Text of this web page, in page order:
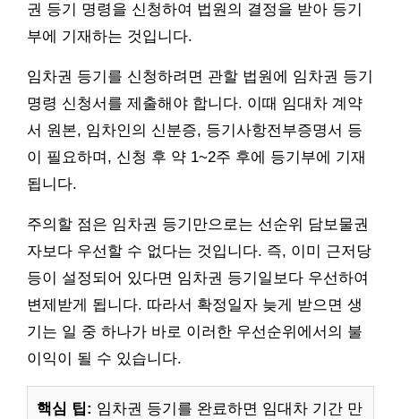
권 등기 명령을 신청하여 법원의 결정을 받아 등기
부에 기재하는 것입니다.
임차권 등기를 신청하려면 관할 법원에 임차권 등기
명령 신청서를 제출해야 합니다. 이때 임대차 계약
서 원본, 임차인의 신분증, 등기사항전부증명서 등
이 필요하며, 신청 후 약 1~2주 후에 등기부에 기재
됩니다.
주의할 점은 임차권 등기만으로는 선순위 담보물권
자보다 우선할 수 없다는 것입니다. 즉, 이미 근저당
등이 설정되어 있다면 임차권 등기일보다 우선하여
변제받게 됩니다. 따라서 확정일자 늦게 받으면 생
기는 일 중 하나가 바로 이러한 우선순위에서의 불
이익이 될 수 있습니다.
핵심 팁: 임차권 등기를 완료하면 임대차 기간 만